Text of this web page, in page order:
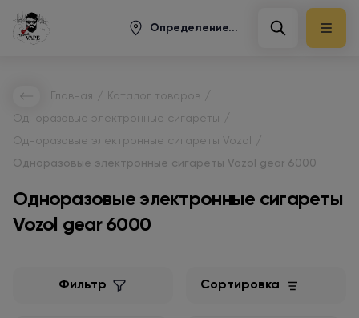
Определение...
Главная Каталог товаров
Одноразовые электронные сигареты
Одноразовые электронные сигареты Vozol
Одноразовые электронные сигареты Vozol gear 6000
Одноразовые электронные сигареты
Vozol gear 6000
Фильтр Сортировка